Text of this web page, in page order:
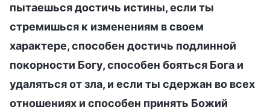
пытаешься достичь истины, если ты
стремишься к изменениям в своем
характере, способен достичь подлинной
покорности Богу, способен бояться Бога и
удаляться от зла, и если ты сдержан во всех
отношениях и способен принять Божий